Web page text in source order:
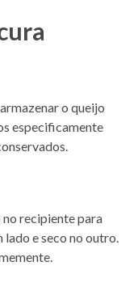
o queijo
especificamente
no recipiente para
lado e seco no outro.